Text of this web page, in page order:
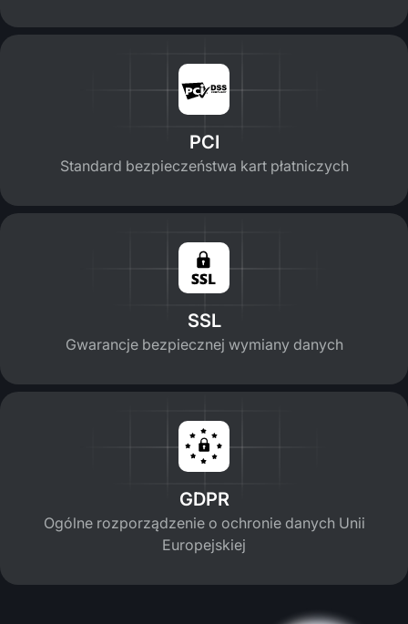
PCI
Standard bezpieczeństwa kart płatniczych
SSL
Gwarancje bezpiecznej wymiany danych
GDPR
Ogólne rozporządzenie o ochronie danych Unii
Europejskiej